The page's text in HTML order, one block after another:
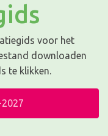
voor het
downloaden
te klikken.